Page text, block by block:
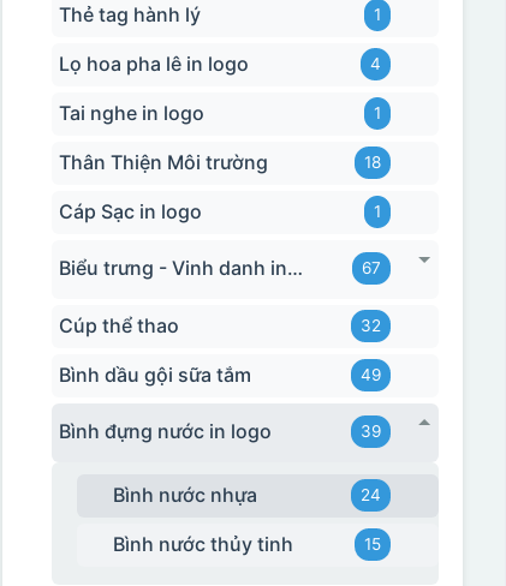
Thẻ tag hành lý 1
Lọ hoa pha lê in logo 4
Tai nghe in logo 1
Thân Thiện Môi trường 18
Cáp Sạc in logo 1
Biểu trưng - Vinh danh in logo 67
Cúp thể thao 32
Bình dầu gội sữa tắm 49
Bình đựng nước in logo 39
Bình nước nhựa 24
Bình nước thủy tinh 15